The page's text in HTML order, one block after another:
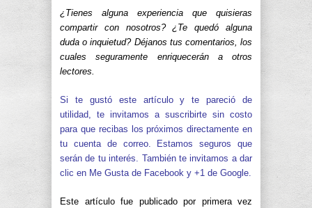
¿Tienes alguna experiencia que quisieras
compartir con nosotros? ¿Te quedó alguna
duda o inquietud? Déjanos tus comentarios, los
cuales seguramente enriquecerán a otros
lectores.
Si te gustó este artículo y te pareció de
utilidad, te invitamos a suscribirte sin costo
para que recibas los próximos directamente en
tu cuenta de correo. Estamos seguros que
serán de tu interés. También te invitamos a dar
clic en Me Gusta de Facebook y +1 de Google.
Este artículo fue publicado por primera vez